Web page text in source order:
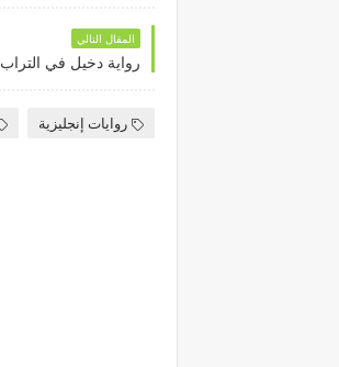
المقال التالي
رواية دخيل في التراب
روايات إنجليزية